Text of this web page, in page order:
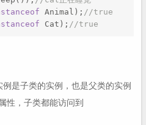
Animal); //true
Cat); //true
是子类的实例，也是父类的实例
性，子类都能访问到